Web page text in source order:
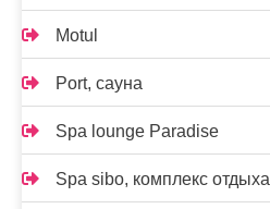
Motul
Port, сауна
Spa lounge Paradise
Spa sibo, комплекс отдыха